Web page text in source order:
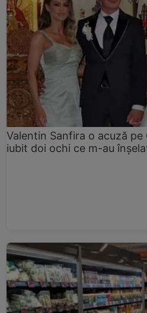
Valentin Sanfira o acuză
iubit doi ochi ce m-au